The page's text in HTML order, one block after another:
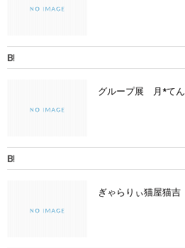
グループ展 月*てん
ぎゃらりぃ猫屋猫吉